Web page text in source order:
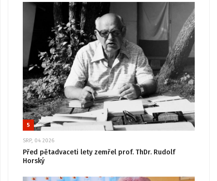
5
SRP, 04 2026
Před pětadvaceti lety zemřel prof. ThDr. Rudolf
Horský